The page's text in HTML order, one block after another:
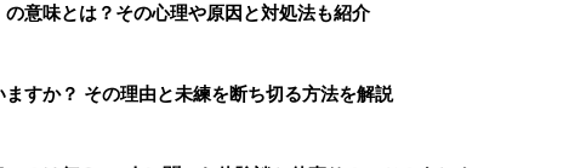
の意味とは？その心理や原因と対処法も紹介
すか？ その理由と未練を断ち切る方法を解説